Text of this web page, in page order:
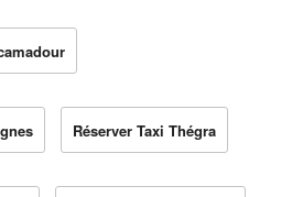
Réserver Taxi Thégra